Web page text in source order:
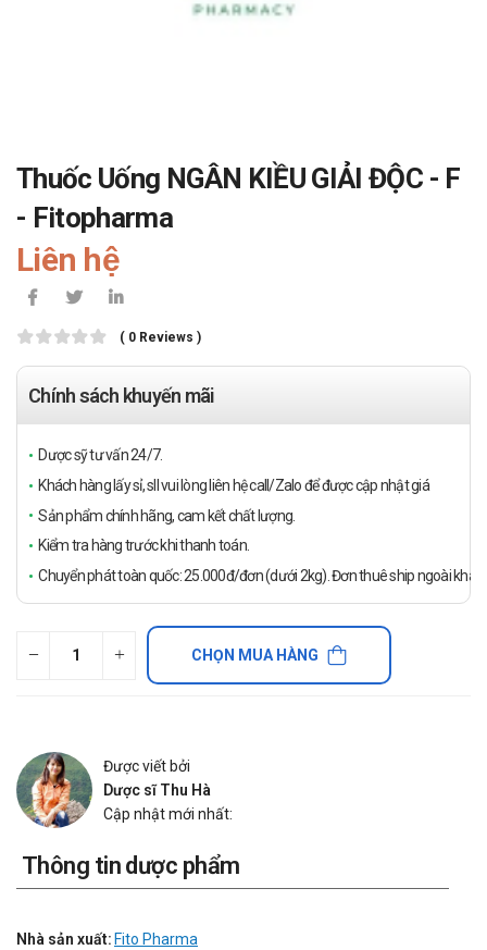
Thuốc Uống NGÂN KIỀU GIẢI ĐỘC - F
- Fitopharma
Liên hệ
( 0 Reviews )
Chính sách khuyến mãi
Dược sỹ tư vấn 24/7.
Khách hàng lấy sỉ, sll vui lòng liên hệ call/Zalo để được cập nhật giá
Sản phẩm chính hãng, cam kết chất lượng.
Kiểm tra hàng trước khi thanh toán.
Chuyển phát toàn quốc: 25.000đ/đơn (dưới 2kg). Đơn thuê ship ngoài
CHỌN MUA HÀNG
Được viết bởi
Dược sĩ Thu Hà
Cập nhật mới nhất:
Thông tin dược phẩm
Nhà sản xuất: Fito Pharma